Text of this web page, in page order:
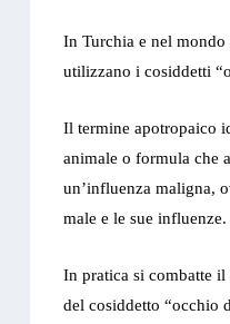
In Turchia e nel
utilizzano i cosiddetti
Il termine apotropaico
animale o formula che
un’influenza maligna,
male e le sue influenze.
In pratica si combatte
del cosiddetto “occhio